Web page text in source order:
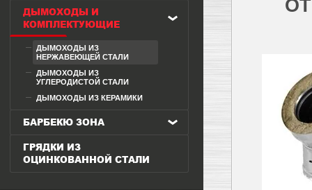
ДЫМОХОДЫ И
КОМПЛЕКТУЮЩИЕ
ДЫМОХОДЫ ИЗ
НЕРЖАВЕЮЩЕЙ СТАЛИ
ДЫМОХОДЫ ИЗ
УГЛЕРОДИСТОЙ СТАЛИ
ДЫМОХОДЫ ИЗ КЕРАМИКИ
БАРБЕКЮ ЗОНА
ГРЯДКИ ИЗ
ОЦИНКОВАННОЙ СТАЛИ